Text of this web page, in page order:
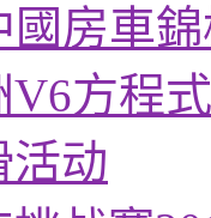
國房車
V6方程
活动